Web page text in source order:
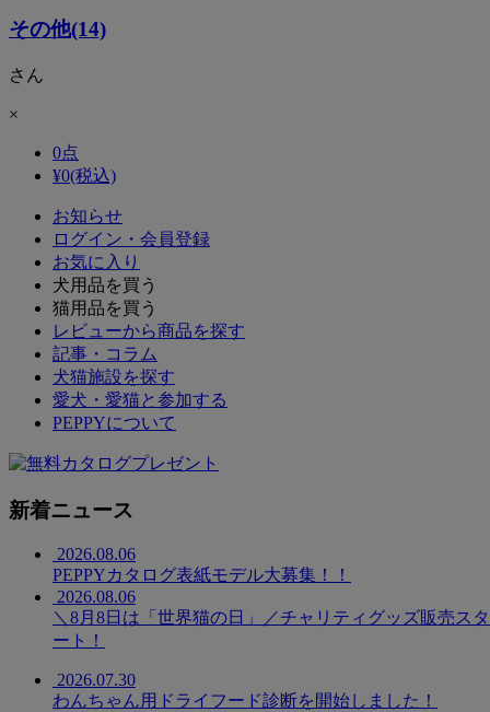
その他(14)
さん
×
0点
¥0(税込)
お知らせ
ログイン・会員登録
お気に入り
犬用品を買う
猫用品を買う
レビューから商品を探す
記事・コラム
犬猫施設を探す
愛犬・愛猫と参加する
PEPPYについて
新着ニュース
2026.08.06
PEPPYカタログ表紙モデル大募集！！
2026.08.06
＼8月8日は「世界猫の日」／チャリティグッズ販売スタ
ート！
2026.07.30
わんちゃん用ドライフード診断を開始しました！